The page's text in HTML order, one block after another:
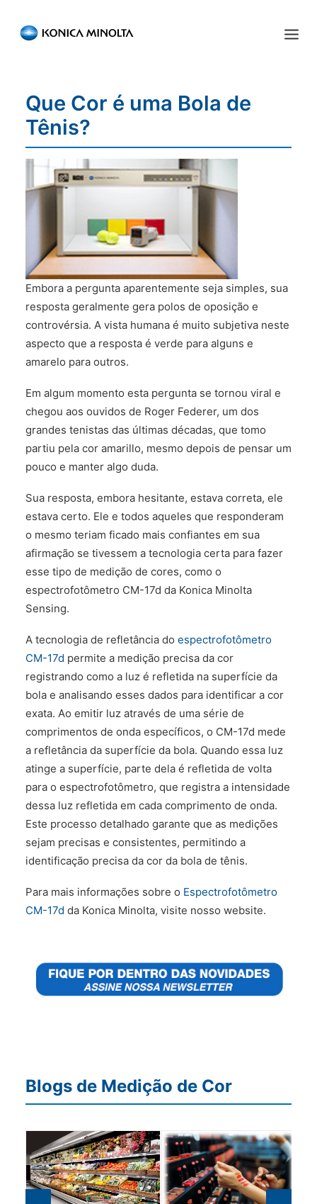
ENGLISH ESPAÑOL PORTUGUESE
INÍCIO
PRODUTOS
SERVIÇOS
INDÚSTRIA
EVENTOS
QUEM SOMOS
FALE CONOSCO
Que Cor é uma Bola de
Tênis?
Embora a pergunta aparentemente seja simples, sua
resposta geralmente gera polos de oposição e
controvérsia. A vista humana é muito subjetiva neste
aspecto que a resposta é verde para alguns e
amarelo para outros.
Em algum momento esta pergunta se tornou viral e
chegou aos ouvidos de Roger Federer, um dos
grandes tenistas das últimas décadas, que tomo
partiu pela cor amarillo, mesmo depois de pensar um
pouco e manter algo duda.
Sua resposta, embora hesitante, estava correta, ele
estava certo. Ele e todos aqueles que responderam
o mesmo teriam ficado mais confiantes em sua
afirmação se tivessem a tecnologia certa para fazer
esse tipo de medição de cores, como o
espectrofotômetro CM-17d da Konica Minolta
Sensing.
A tecnologia de refletância do espectrofotômetro
CM-17d permite a medição precisa da cor
registrando como a luz é refletida na superfície da
bola e analisando esses dados para identificar a cor
exata. Ao emitir luz através de uma série de
comprimentos de onda específicos, o CM-17d mede
a refletância da superfície da bola. Quando essa luz
atinge a superfície, parte dela é refletida de volta
para o espectrofotômetro, que registra a intensidade
dessa luz refletida em cada comprimento de onda.
Este processo detalhado garante que as medições
sejam precisas e consistentes, permitindo a
identificação precisa da cor da bola de tênis.
Para mais informações sobre o Espectrofotômetro
CM-17d da Konica Minolta, visite nosso website.
Blogs de Medição de Cor